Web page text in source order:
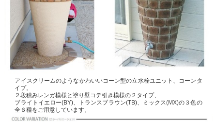
アイスクリームのようなかわいいコーン型の立水栓ユニット、コーンタ
イプ。
２段積みレンガ模様と塗り壁コテ引き模様の２タイプ、
ブライトイエロー(BY)、トランスブラウン(TB)、ミックス(MX)の３色の
全６種をご用意しています。